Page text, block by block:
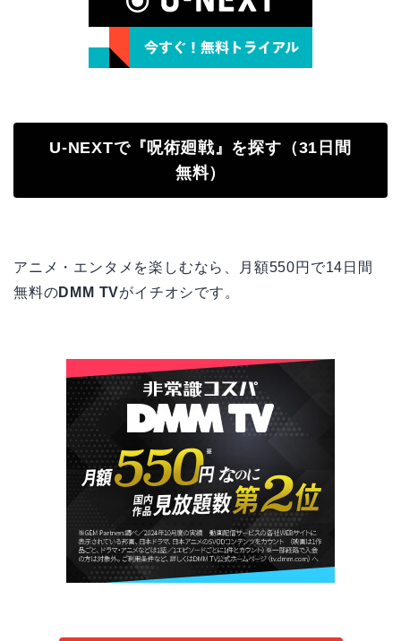
U-NEXTで『呪術廻戦』を探す（31日間
無料）
アニメ・エンタメを楽しむなら、月額550円で14日間
無料のDMM TVがイチオシです。